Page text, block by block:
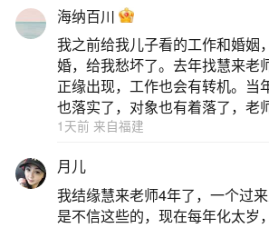
也可以。最近清晰的思维很适合考
用节日邀请联络不太密切的朋友
了解一些对方近期的生活，增进
2、梦见亲戚来我家做客
梦见亲戚来我家做客通常预
海纳百川
我之前给我儿子看的工作和婚姻
婚，给我愁坏了。去年找慧来老
正缘出现，工作也会有转机。当
也落实了，对象也有着落了，老
1天前 来自福建
月儿
我结缘慧来老师4年了，一个过
是不信这些的，现在每年化太岁